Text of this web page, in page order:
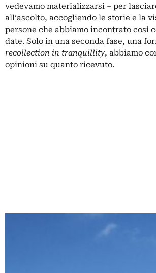
vedevamo materializzarsi ‒ per
all’ascolto, accogliendo le storie e la
persone che abbiamo incontrato così
date. Solo in una seconda fase, una
recollection in tranquillity, abbiamo
opinioni su quanto ricevuto.